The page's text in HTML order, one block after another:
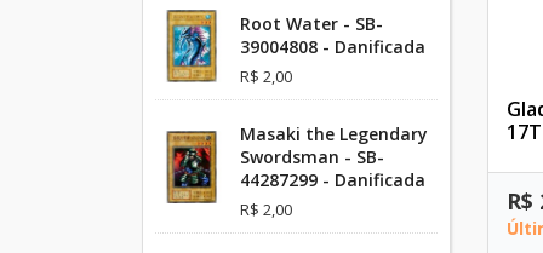
Root Water - SB-
39004808 - Danificada
R$ 2,00
Masaki the Legendary
Swordsman - SB-
44287299 - Danificada
R$ 2,00 R$